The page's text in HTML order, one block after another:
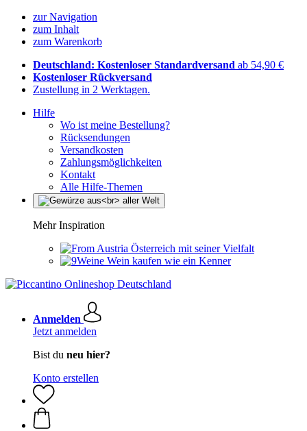
zur Navigation
zum Inhalt
zum Warenkorb
Deutschland: Kostenloser Standardversand ab 54,90 €
Kostenloser Rückversand
Zustellung in 2 Werktagen.
Hilfe
Wo ist meine Bestellung?
Rücksendungen
Versandkosten
Zahlungsmöglichkeiten
Kontakt
Alle Hilfe-Themen
Mehr Inspiration
Österreich mit seiner Vielfalt
Wein kaufen wie ein Kenner
Anmelden
Jetzt anmelden
Bist du neu hier?
Konto erstellen